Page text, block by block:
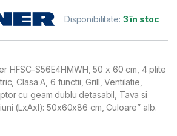
Disponibilitate: 3 în stoc
HFSC-S56E4HMWH, 50 x 60 cm, 4 plite
Clasa A, 6 functii, Grill, Ventilatie,
cu geam dublu detasabil, Tava si
(LxAxI): 50x60x86 cm, Culoare” alb.